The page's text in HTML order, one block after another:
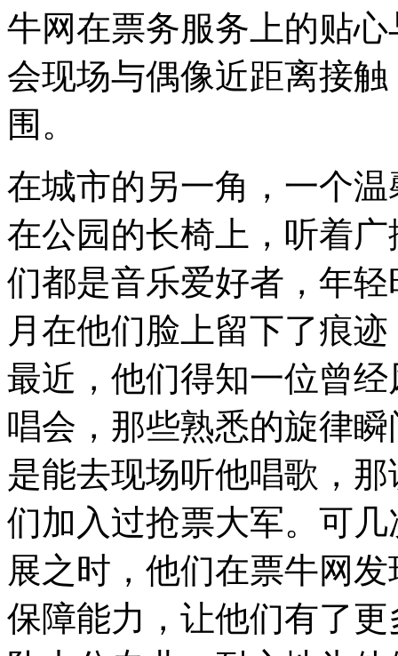
牛网在票务服务上的贴
会现场与偶像近距离接
围。
在城市的另一角，一个
在公园的长椅上，听着
们都是音乐爱好者，年
月在他们脸上留下了痕
最近，他们得知一位曾
唱会，那些熟悉的旋律
是能去现场听他唱歌，
们加入过抢票大军。可
展之时，他们在票牛网
保障能力，让他们有了